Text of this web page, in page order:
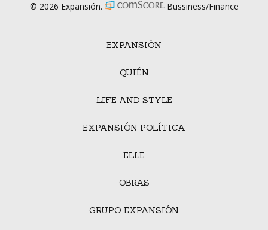
EXPANSIÓN
QUIÉN
LIFE AND STYLE
EXPANSIÓN POLÍTICA
ELLE
OBRAS
GRUPO EXPANSIÓN
© 2026 Expansión. Bussiness/Finance